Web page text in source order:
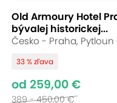
Old Armoury Hotel
bývalej historickej...
Česko - Praha,
33 % zľava
od 259,00 €
389 - 450,00 €